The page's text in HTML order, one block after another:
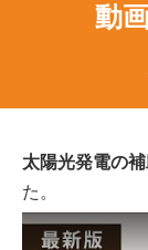
動
太陽光発電の
た。